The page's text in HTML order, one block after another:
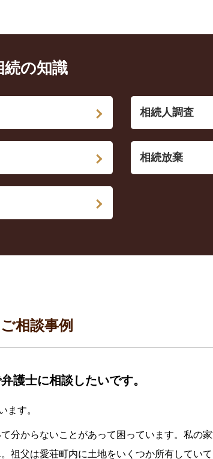
続の知識
相続人調査
相続放棄
相談事例
護士に相談したいです。
ます。
分からないことがあって困っています。私の
祖父は愛荘町内に土地をいくつか所有してい